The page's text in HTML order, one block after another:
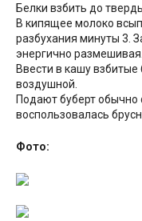
Белки взбить до
В кипящее молоко
разбухания минуты 3.
энергично размешивая.
Ввести в кашу взбитые
воздушной.
Подают буберт обычно
воспользовалась
Фото: